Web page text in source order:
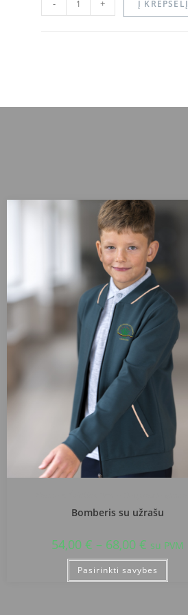
- + Į KREPŠELĮ
Bomberis su užrašu
54,00€ – 68,00€ su PVM
Pasirinkti savybes